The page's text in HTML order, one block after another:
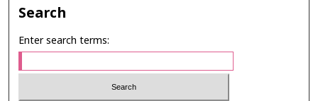
Search
Enter search terms: